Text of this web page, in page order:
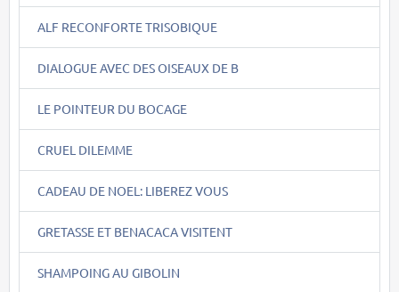
ALF RECONFORTE TRISOBIQUE
DIALOGUE AVEC DES OISEAUX DE B
LE POINTEUR DU BOCAGE
CRUEL DILEMME
CADEAU DE NOEL: LIBEREZ VOUS
GRETASSE ET BENACACA VISITENT
SHAMPOING AU GIBOLIN